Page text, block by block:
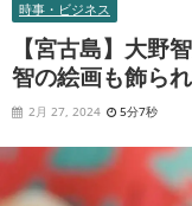
時事・ビジネス
【宮古島】大野
智の絵画も飾ら
2月 27, 2024 5分7秒